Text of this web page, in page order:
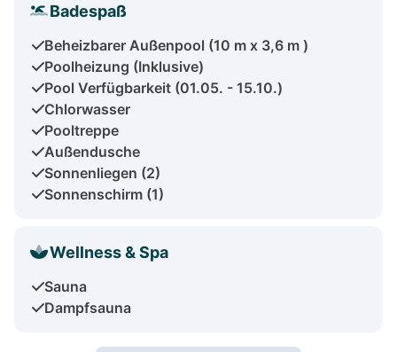
Badespaß
Beheizbarer Außenpool (10 m x 3,6 m )
Poolheizung (Inklusive)
Pool Verfügbarkeit (01.05. - 15.10.)
Chlorwasser
Pooltreppe
Außendusche
Sonnenliegen (2)
Sonnenschirm (1)
Wellness & Spa
Sauna
Dampfsauna